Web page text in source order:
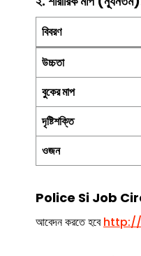
বিবরণ
উচ্চতা
বুকের মাপ
দৃষ্টিশক্তি
ওজন
Police Si Job
আবেদন করতে হবে